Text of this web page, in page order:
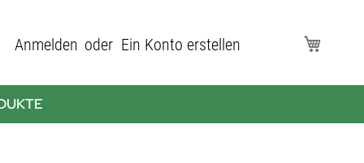
Direkt
Inhalt
Anmelden Ein Konto erstellen